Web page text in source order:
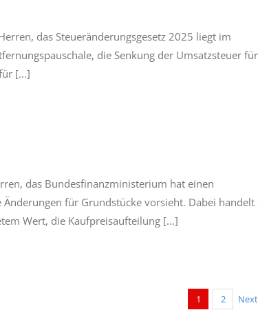
das Steueränderungsgesetz 2025 liegt im
die Senkung der Umsatzsteuer für
[...]
das Bundesfinanzministerium hat einen
für Grundstücke vorsieht. Dabei handelt
Wert, die Kaufpreisaufteilung [...]
1 2 Next